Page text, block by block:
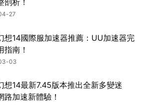
剖析！
27
想14國際服加速器推薦：UU加速器完
指南！
03
想14最新7.45版本推出全新多變迷
路加速新體驗！